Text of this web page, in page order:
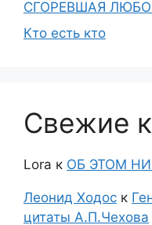
СГОРЕВШАЯ
Кто есть кто
Свежие
Lora к ОБ ЭТОМ
Леонид Ходос к
цитаты А.П.Чехова